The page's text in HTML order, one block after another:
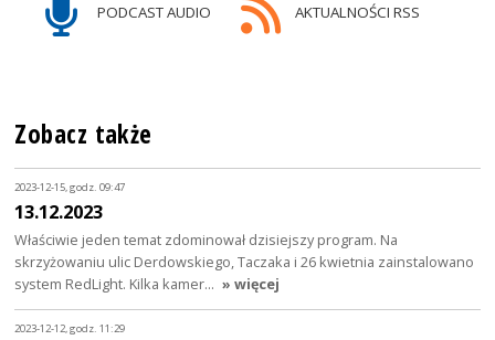
PODCAST AUDIO AKTUALNOŚCI RSS
Zobacz także
2023-12-15, godz. 09:47
13.12.2023
Właściwie jeden temat zdominował dzisiejszy program. Na
skrzyżowaniu ulic Derdowskiego, Taczaka i 26 kwietnia zainstalowano
system RedLight. Kilka kamer… » więcej
2023-12-12, godz. 11:29